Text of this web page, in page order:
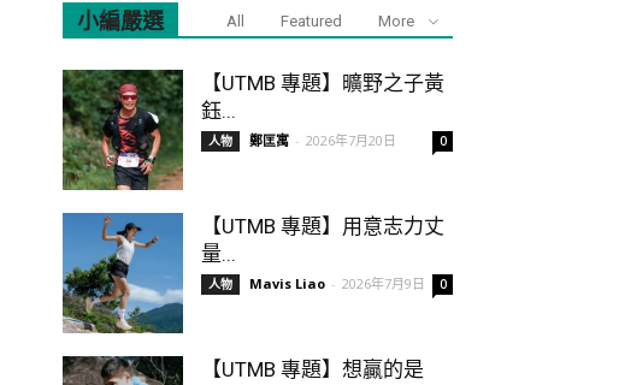
小編嚴選 All Featured More
【UTMB 專題】曠野之子黃
鈺...
人物 鄭匡寓 - 2026年7月20日 0
【UTMB 專題】用意志力丈
量...
人物 Mavis Liao - 2026年7月9日 0
【UTMB 專題】想贏的是